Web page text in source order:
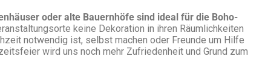
oder alte Bauernhöfe sind ideal für die Boho-
keine Dekoration in ihren Räumlichkeiten
notwendig ist, selbst machen oder Freunde um Hilfe
wird uns noch mehr Zufriedenheit und Grund zum